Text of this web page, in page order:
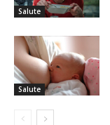
Salute
Salute